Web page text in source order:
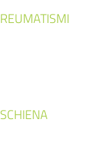
REUMATISMI
SCHIENA